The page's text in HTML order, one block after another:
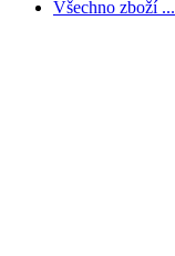
Všechno zboží ...